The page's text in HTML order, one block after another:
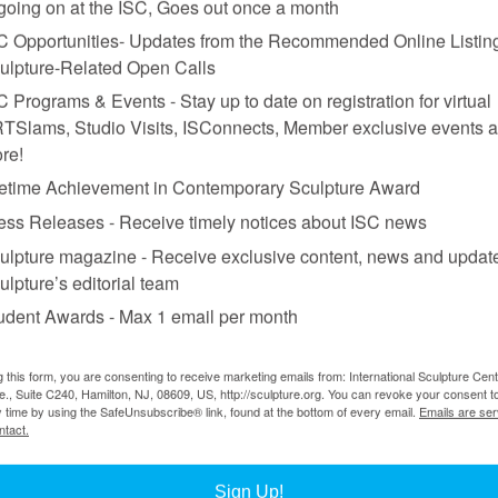
180 x 40 x 40 cm. Foto: Germán Duarte
espacio, las instalaciones, empezando por la serie
mirada. Pero volveremos a ella más adelante; aquí la mirada
con fotos bordadas, entre otros. Contanos sobre estas obras.
despliega al abrirse en dos: ver y ser vistos. La mirada del otro se
parte de un todo a través de la mirada para definirme. En
quién soy.Cicatrices Urbanases un móvil elaborado a partir de
Cada pieza textil está formada por un rostro de aspecto
es la herida de aquel que anhela ser mirado para reconocerse
se va modificando a lo largo de la vida. Al igual que las
es deseada porque se vive como una carencia. Esa ausencia que
on at the ISC, Goes out once a month
Opportunities- Updates from the Recommended Online
Related Open Calls
Programs & Events - Stay up to date on registration for virtual
Studio Visits, ISConnects, Member exclusive events
Achievement in Contemporary Sculpture Award
Releases - Receive timely notices about ISC news
magazine - Receive exclusive content, news and
editorial team
Awards - Max 1 email per month
this form, you are consenting to receive marketing emails from: International Sculpture
Suite C240, Hamilton, NJ, 08609, US, http://sculpture.org. You can revoke your consent
time by using the SafeUnsubscribe® link, found at the bottom of every email. Emails are
Sign Up!